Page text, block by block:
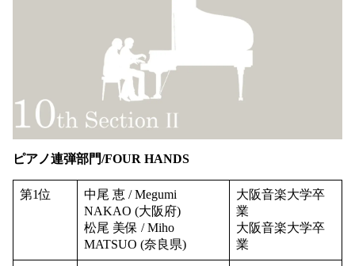
ピアノ連弾部門/FOUR HANDS
第1位
中尾 恵 / Megumi
NAKAO (大阪府)
松尾 美保 / Miho
MATSUO (奈良県)
大阪音楽大学卒
業
大阪音楽大学卒
業